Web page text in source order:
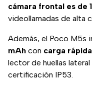
cámara frontal es de
videollamadas de alta
Además, el Poco M5s
mAh con carga
lector de huellas
certificación IP53.